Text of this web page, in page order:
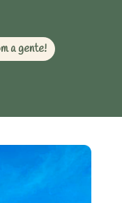
a gente!